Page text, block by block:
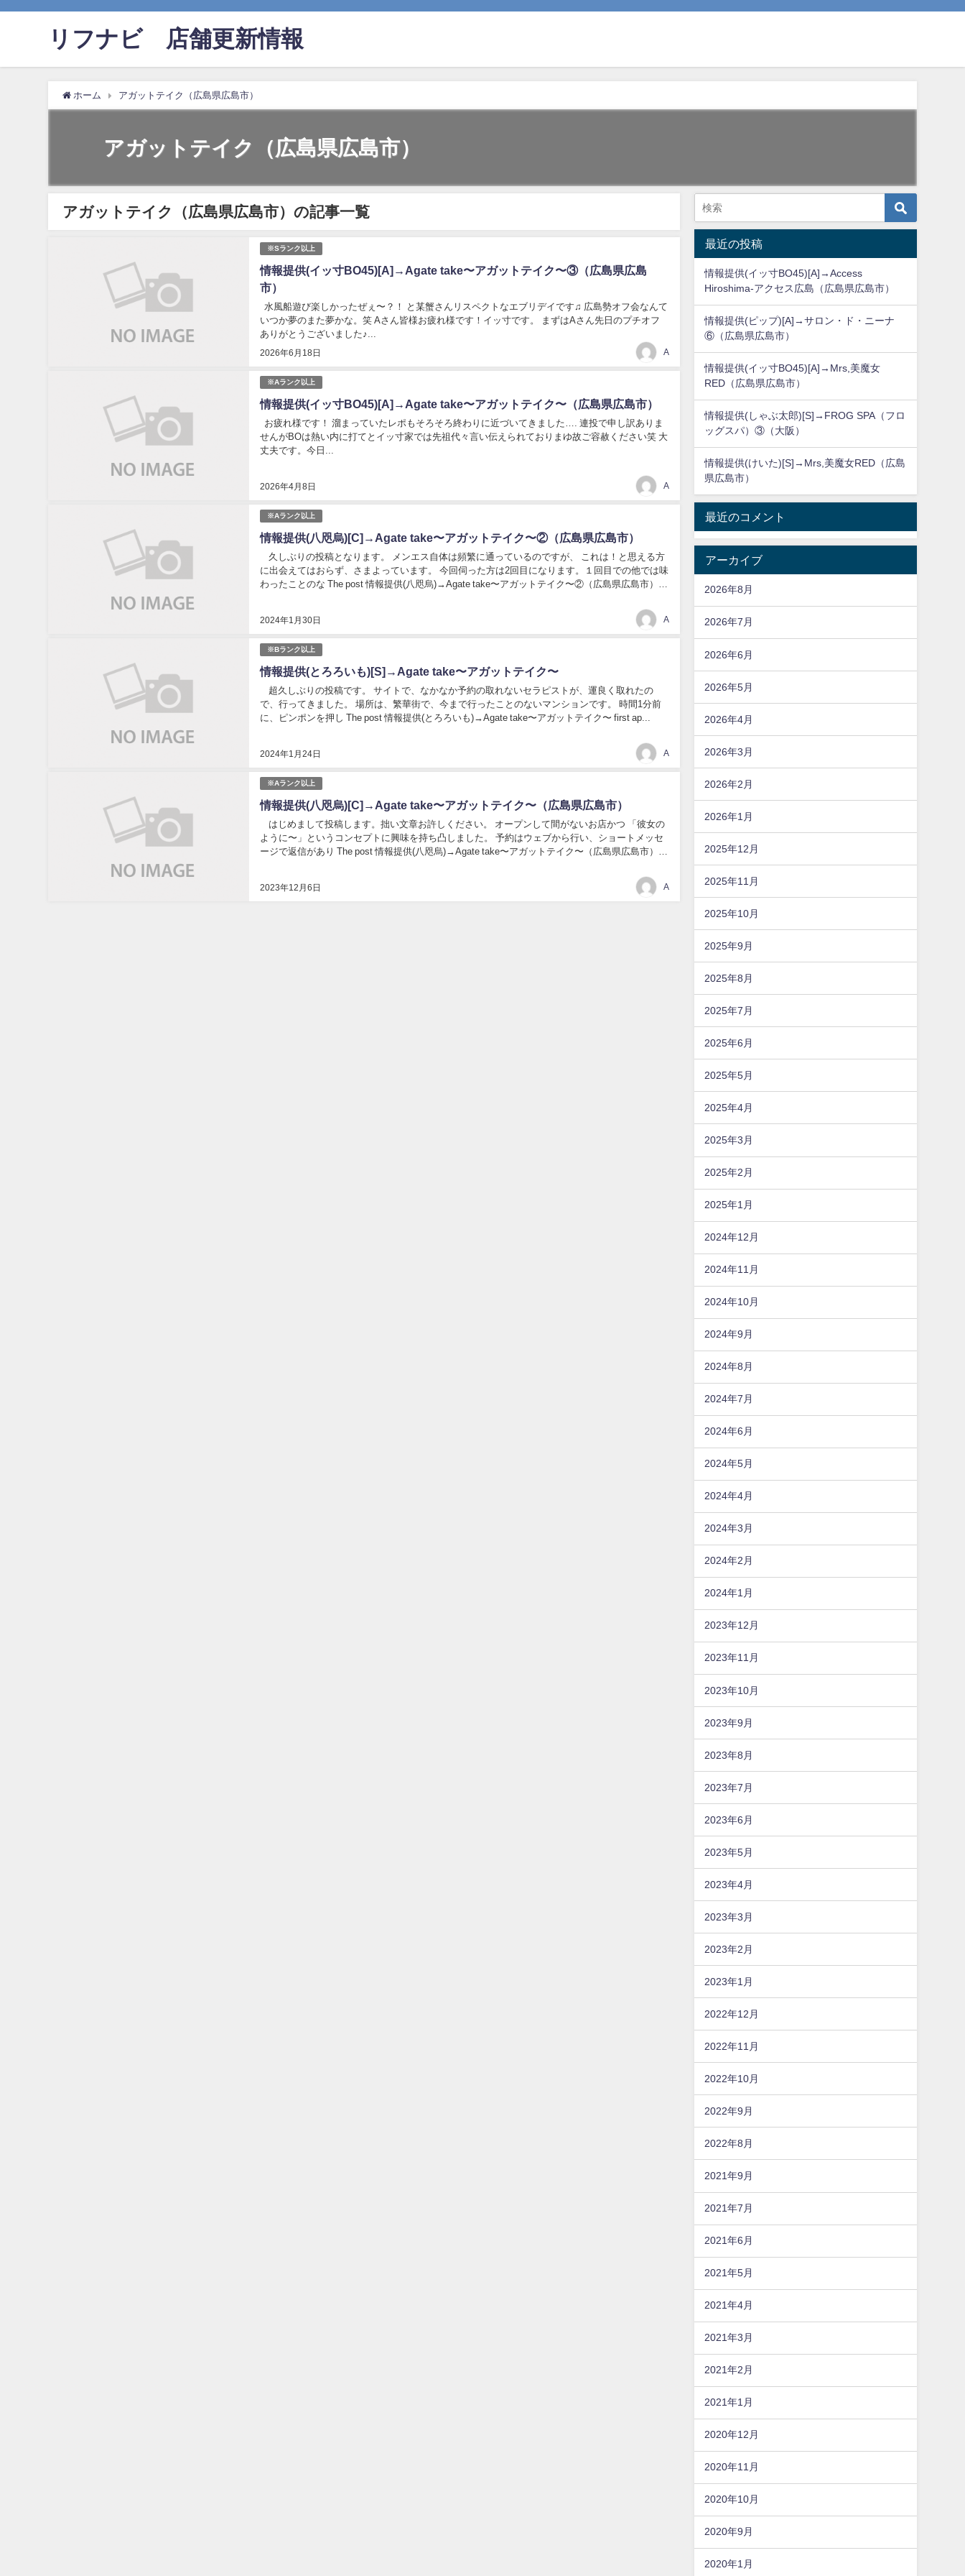
リフナビ®店舗更新情報
ホーム アガットテイク（広島県広島市）
アガットテイク（広島県広島市）
アガットテイク（広島県広島市）の記事一覧
※Sランク以上
情報提供(イッ寸BO45)[A]→Agate take〜アガットテイク〜③（広島県広島
市）
2026年6月18日
水風船遊び楽しかったぜぇ〜？！ と某蟹さんリスペクトなエブリデイです♫ 広島勢オフ会なんて
いつか夢のまた夢かな。笑 Aさん皆様お疲れ様です！イッ寸です。 まずはAさん先日のプチオフ
ありがとうございました♪...
A
※Aランク以上
情報提供(イッ寸BO45)[A]→Agate take〜アガットテイク〜（広島県広島市）
2026年4月8日
お疲れ様です！ 溜まっていたレポもそろそろ終わりに近づいてきました…. 連投で申し訳ありま
せんがBOは熱い内に打てとイッ寸家では先祖代々言い伝えられておりまゆ故ご容赦ください笑 大
丈夫です。今日...
A
※Aランク以上
情報提供(八咫烏)[C]→Agate take〜アガットテイク〜②（広島県広島市）
2024年1月30日
久しぶりの投稿となります。 メンエス自体は頻繁に通っているのですが、 これは！と思える方
に出会えてはおらず、さまよっています。 今回伺った方は2回目になります。１回目での他では味
わったことのな The post 情報提供(八咫烏)→Agate take〜アガットテイク〜②（広島県広島市）
A
※Bランク以上
情報提供(とろろいも)[S]→Agate take〜アガットテイク〜
2024年1月24日
超久しぶりの投稿です。 サイトで、なかなか予約の取れないセラピストが、運良く取れたの
で、行ってきました。 場所は、繁華街で、今まで行ったことのないマンションです。 時間1分前
に、ピンポンを押し The post 情報提供(とろろいも)→Agate take〜アガットテイク〜 first ap...
A
※Aランク以上
情報提供(八咫烏)[C]→Agate take〜アガットテイク〜（広島県広島市）
2023年12月6日
はじめまして投稿します。拙い文章お許しください。 オープンして間がないお店かつ 「彼女の
ように〜」というコンセプトに興味を持ち凸しました。 予約はウェブから行い、ショートメッセ
ージで返信があり The post 情報提供(八咫烏)→Agate take〜アガットテイク〜（広島県広島市）
A
最近の投稿
情報提供(イッ寸BO45)[A]→Access
Hiroshima-アクセス広島（広島県広島市）
情報提供(ピップ)[A]→サロン・ド・ニーナ
⑥（広島県広島市）
情報提供(イッ寸BO45)[A]→Mrs,美魔女
RED（広島県広島市）
情報提供(しゃぶ太郎)[S]→FROG SPA（フロ
ッグスパ）③（大阪）
情報提供(けいた)[S]→Mrs,美魔女RED（広島
県広島市）
最近のコメント
アーカイブ
2026年8月
2026年7月
2026年6月
2026年5月
2026年4月
2026年3月
2026年2月
2026年1月
2025年12月
2025年11月
2025年10月
2025年9月
2025年8月
2025年7月
2025年6月
2025年5月
2025年4月
2025年3月
2025年2月
2025年1月
2024年12月
2024年11月
2024年10月
2024年9月
2024年8月
2024年7月
2024年6月
2024年5月
2024年4月
2024年3月
2024年2月
2024年1月
2023年12月
2023年11月
2023年10月
2023年9月
2023年8月
2023年7月
2023年6月
2023年5月
2023年4月
2023年3月
2023年2月
2023年1月
2022年12月
2022年11月
2022年10月
2022年9月
2022年8月
2021年9月
2021年7月
2021年6月
2021年5月
2021年4月
2021年3月
2021年2月
2021年1月
2020年12月
2020年11月
2020年10月
2020年9月
2020年1月